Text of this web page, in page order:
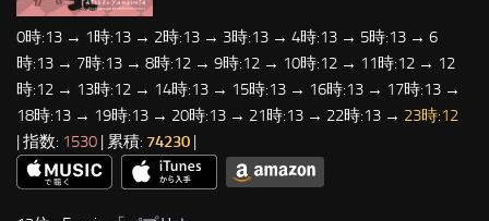
0時:13 → 1時:13 → 2時:13 → 3時:13 → 4時:13 → 5時:13 → 6
時:13 → 7時:13 → 8時:12 → 9時:12 → 10時:12 → 11時:12 → 12
時:12 → 13時:12 → 14時:13 → 15時:13 → 16時:13 → 17時:13 →
18時:13 → 19時:13 → 20時:13 → 21時:13 → 22時:13 → 23時:12
| 指数: 1530 | 累積: 74230 |